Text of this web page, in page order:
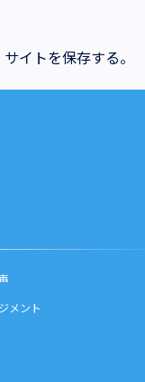
イトを保存する。
メント